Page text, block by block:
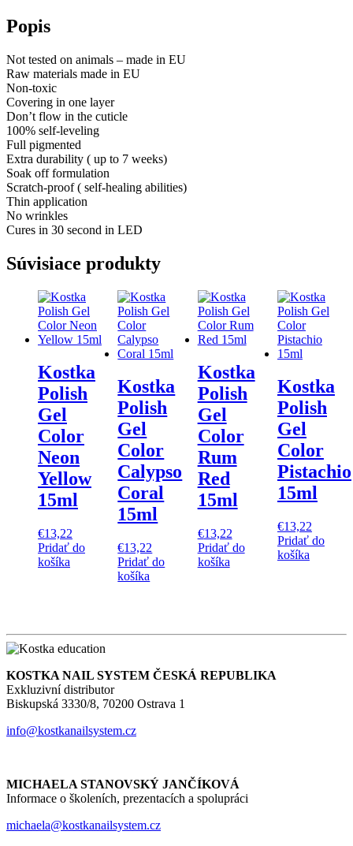
Popis
Not tested on animals – made in EU
Raw materials made in EU
Non-toxic
Covering in one layer
Don’t flow in the cuticle
100% self-leveling
Full pigmented
Extra durability ( up to 7 weeks)
Soak off formulation
Scratch-proof ( self-healing abilities)
Thin application
No wrinkles
Cures in 30 second in LED
Súvisiace produkty
Kostka
Polish
Gel
Color
Neon
Yellow
15ml
€13,22
Pridať do
košíka
Kostka
Polish
Gel
Color
Calypso
Coral
15ml
€13,22
Pridať do
košíka
Kostka
Polish
Gel
Color
Rum
Red
15ml
€13,22
Pridať do
košíka
Kostka
Polish
Gel
Color
Pistachio
15ml
€13,22
Pridať do
košíka
KOSTKA NAIL SYSTEM ČESKÁ REPUBLIKA
Exkluzivní distributor
Biskupská 3330/8, 70200 Ostrava 1
info@kostkanailsystem.cz
MICHAELA STANOVSKÝ JANČÍKOVÁ
Informace o školeních, prezentacích a spolupráci
michaela@kostkanailsystem.cz